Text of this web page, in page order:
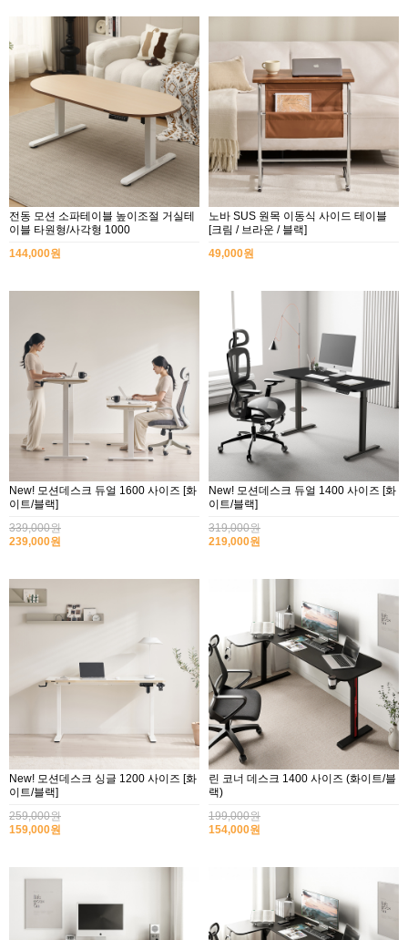
전동 모션 소파테이블 높이조절 거실테
이블 타원형/사각형 1000
144,000원
노바 SUS 원목 이동식 사이드 테이블
[크림 / 브라운 / 블랙]
49,000원
New! 모션데스크 듀얼 1600 사이즈 [화
이트/블랙]
339,000원
239,000원
New! 모션데스크 듀얼 1400 사이즈 [화
이트/블랙]
319,000원
219,000원
New! 모션데스크 싱글 1200 사이즈 [화
이트/블랙]
259,000원
159,000원
린 코너 데스크 1400 사이즈 (화이트/블
랙)
199,000원
154,000원